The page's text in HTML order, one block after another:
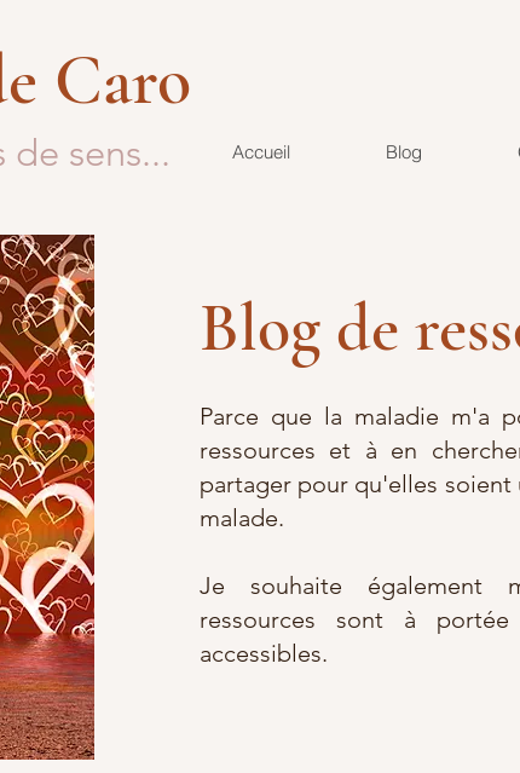
Caro
de sens... Accueil Blog
Blog de
Parce que la maladie m'a
ressources et à en
partager pour qu'elles
malade.
Je souhaite également
ressources sont à
accessibles.